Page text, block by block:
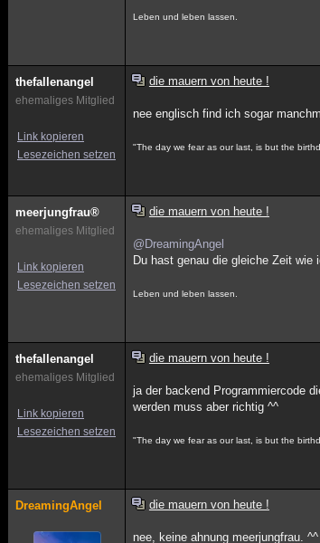
Leben und leben lassen.
thefallenangel
ehemaliges Mitglied
Link kopieren
Lesezeichen setzen
die mauern von heute !
nee englisch find ich sogar
"The day we fear as our last, is but the
meerjungfrau®
ehemaliges Mitglied
Link kopieren
Lesezeichen setzen
die mauern von heute !
@DreamingAngel
Du hast genau die gleiche Zeit
Leben und leben lassen.
thefallenangel
ehemaliges Mitglied
Link kopieren
Lesezeichen setzen
die mauern von heute !
ja der backend Programmiercode
werden muss aber richtig ^^
"The day we fear as our last, is but the
DreamingAngel die mauern von heute !
nee, keine ahnung meerjungfrau. ^^